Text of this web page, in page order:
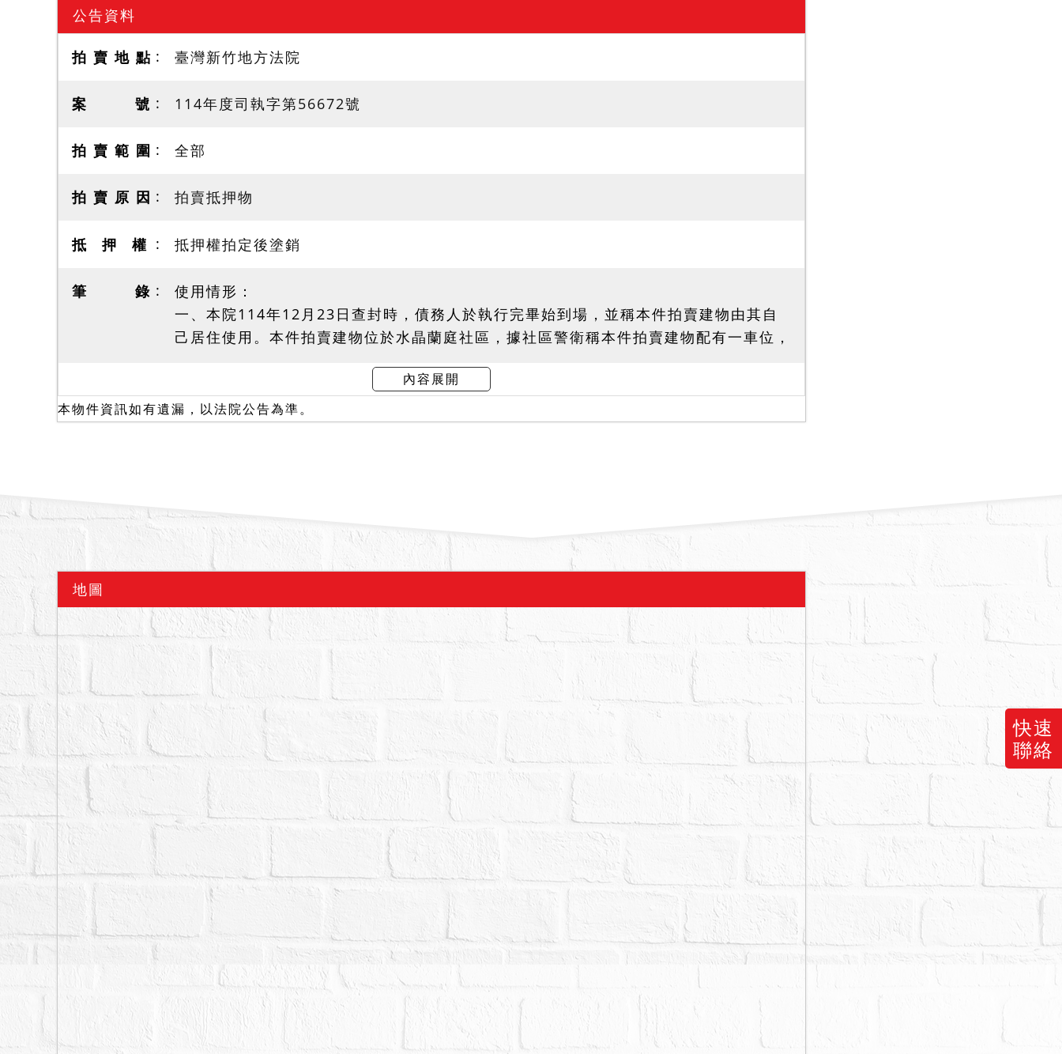
快速
聯絡
公告資料
拍 賣 地 點 臺灣新竹地方法院
案 號 114年度司執字第56672號
拍 賣 範 圍 全部
拍 賣 原 因 拍賣抵押物
抵 押 權 抵押權拍定後塗銷
筆 錄
使用情形：
一、本院114年12月23日查封時，債務人於執行完畢始到場，並稱本件拍賣建物由其自
己居住使用。本件拍賣建物位於水晶蘭庭社區，據社區警衛稱本件拍賣建物配有一車位，
二、本件拍賣土地未經鑑界等程序，請自行確定拍賣土地之實際範圍、使用現況及通行權
限制等情事，拍定後若認有鑑界或測量之必要，應以自己之費用向地政機關等申請，本院
不代為處理。且本件建物有無欠繳或應補納水電、瓦斯或管理費等不明，拍定人應自行與
一、上開不動產2宗合併拍賣，請投標人分別出價。
二、拍賣最低價額合計新台幣：11,124,000元，以總價最高者得標。
三、保證金新台幣：2,224,800元。
五、據鑑價報告所載本件拍賣土地屬都市計畫內，第一種住宅區。惟有關土地使用管制、
土地之使用分區有變更之可能，投標人請自行查明。
六、建物有無其他足以影響交易之情事不明（如：海砂屋、輻射屋、地震受創、火災受
損、非自然死亡情事），投標（應買、承受）前請自行查明慎重考慮投標應買，若拍賣標
的有上述足以影響交易情事，請關係人儘速檢附相關證明文件陳報到院，以供法院即時審
酌。另拍賣標的依強制執行法第113條準用第69條之規定，拍賣物買受人就物之瑕疵無擔
保請求權，不得於拍定後據此請求撤銷拍定。
內容展開
本物件資訊如有遺漏，以法院公告為準。
地圖